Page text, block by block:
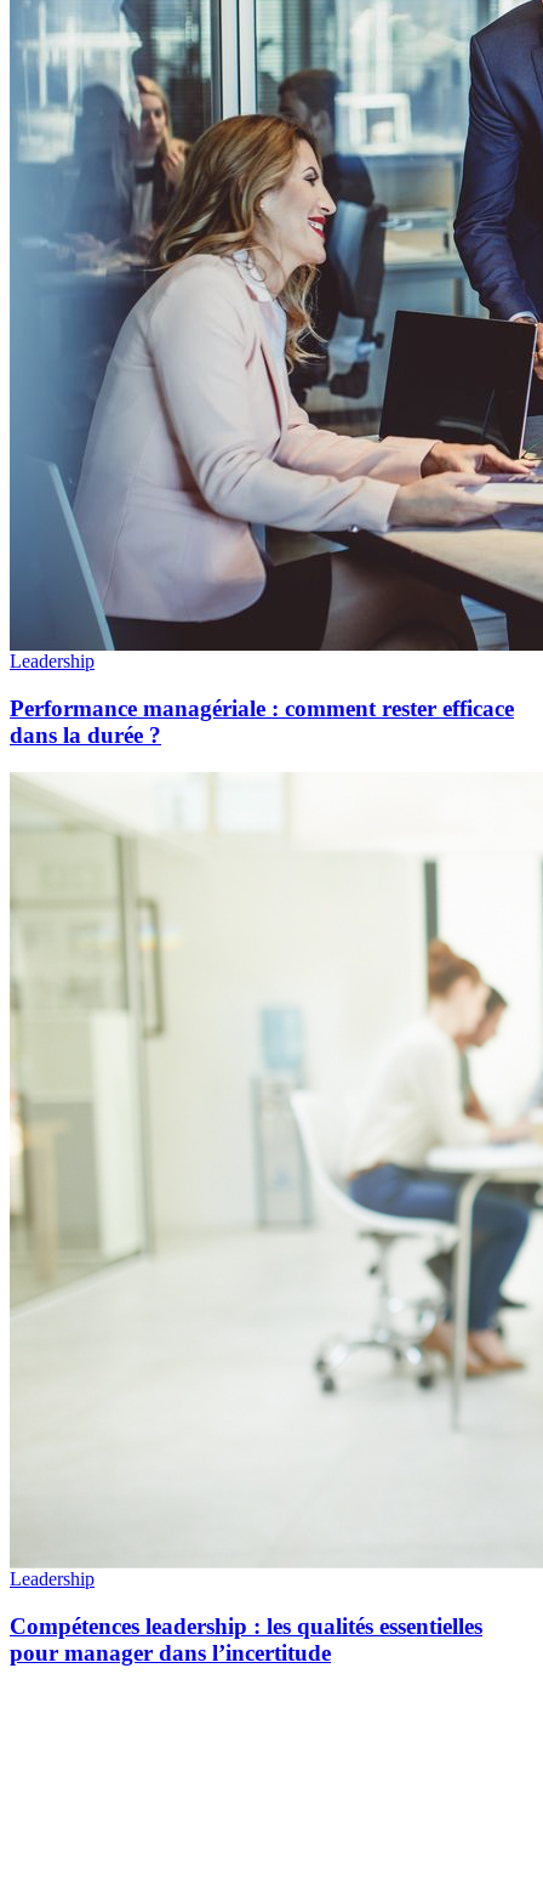
Leadership
Performance managériale : comment rester efficace
dans la durée ?
Leadership
Compétences leadership : les qualités essentielles
pour manager dans l’incertitude